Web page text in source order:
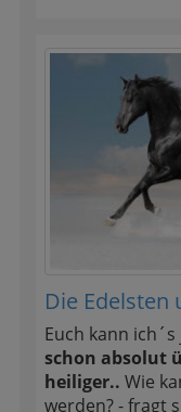
Die Edelsten
Euch kann ich´s
schon absolut
heiliger.. Wie
werden? - fragt